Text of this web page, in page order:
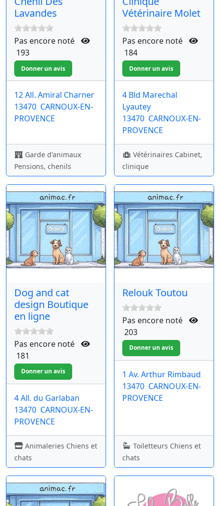
Lavandes
Pas encore noté
193
12 All. Amiral Charner
13470 CARNOUX-EN-
PROVENCE
Garde d'animaux
Pensions, chenils
Vétérinaire Molet
Pas encore noté
184
4 Bld Marechal
Lyautey
13470 CARNOUX-EN-
PROVENCE
Vétérinaires Cabinet,
clinique
Dog and cat
design Boutique
en ligne
Pas encore noté
181
4 All. du Garlaban
13470 CARNOUX-EN-
PROVENCE
Animaleries Chiens et
chats
Relouk Toutou
Pas encore noté
203
1 Av. Arthur Rimbaud
13470 CARNOUX-EN-
PROVENCE
Toiletteurs Chiens et
chats